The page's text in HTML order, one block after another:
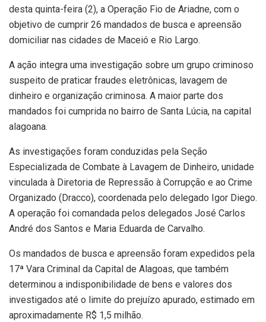
desta quinta-feira (2), a Operação Fio de Ariadne, com o
objetivo de cumprir 26 mandados de busca e apreensão
domiciliar nas cidades de Maceió e Rio Largo.
A ação integra uma investigação sobre um grupo criminoso
suspeito de praticar fraudes eletrônicas, lavagem de
dinheiro e organização criminosa. A maior parte dos
mandados foi cumprida no bairro de Santa Lúcia, na capital
alagoana.
As investigações foram conduzidas pela Seção
Especializada de Combate à Lavagem de Dinheiro, unidade
vinculada à Diretoria de Repressão à Corrupção e ao Crime
Organizado (Dracco), coordenada pelo delegado Igor Diego.
A operação foi comandada pelos delegados José Carlos
André dos Santos e Maria Eduarda de Carvalho.
Os mandados de busca e apreensão foram expedidos pela
17ª Vara Criminal da Capital de Alagoas, que também
determinou a indisponibilidade de bens e valores dos
investigados até o limite do prejuízo apurado, estimado em
aproximadamente R$ 1,5 milhão.